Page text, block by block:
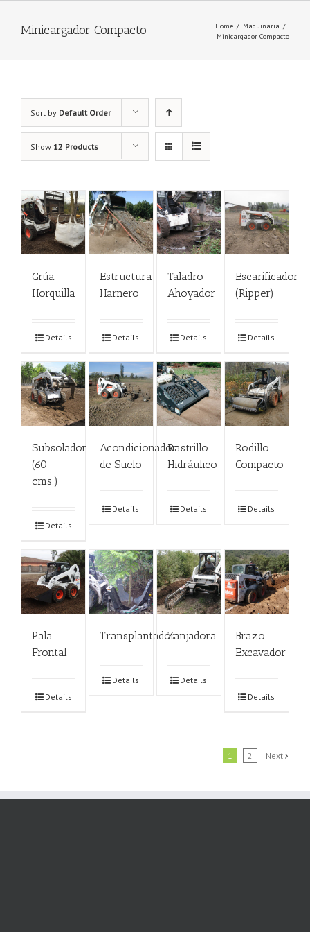
Minicargador Compacto Home / Maquinaria /
Minicargador Compacto
Sort by Default Order
Show 12 Products
Grúa
Horquilla
Details
Estructura
Harnero
Details
Taladro
Ahoyador
Details
Escarificador
(Ripper)
Details
Subsolador
(60
cms.)
Details
Acondicionador
de Suelo
Details
Rastrillo
Hidráulico
Details
Rodillo
Compacto
Details
Pala
Frontal
Details
Transplantador
Details
Zanjadora
Details
Brazo
Excavador
Details
1 2 Next